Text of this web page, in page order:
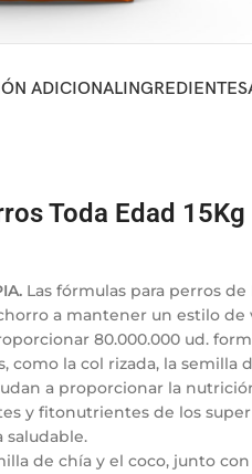
ADICIONALINGREDIENTES
Toda Edad 15Kg
Las fórmulas para perros
a mantener un estilo
80.000.000 ud.
la col rizada, la semilla
a proporcionar la
y fitonutrientes de los super
de chía y el coco, junto